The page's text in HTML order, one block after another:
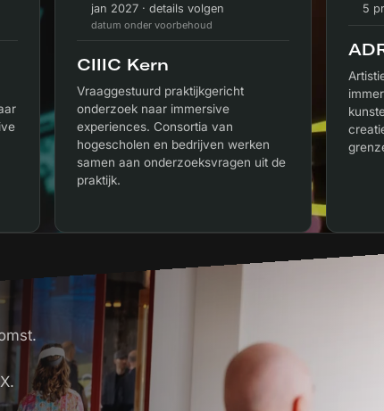
jan 2027 · details volgen
datum onder voorbehoud
CIIIC Kern
Vraaggestuurd praktijkgericht
onderzoek naar immersive
experiences. Consortia van
hogescholen en bedrijven werken
samen aan onderzoeksvragen uit de
praktijk.
5